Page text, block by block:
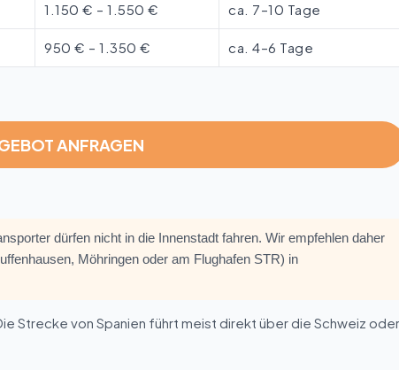
1.150 € – 1.550 € ca. 7–10 Tage
950 € – 1.350 € ca. 4–6 Tage
ANFRAGEN
dürfen nicht in die Innenstadt fahren. Wir empfehlen daher
Möhringen oder am Flughafen STR) in
Strecke von Spanien führt meist direkt über die Schweiz oder